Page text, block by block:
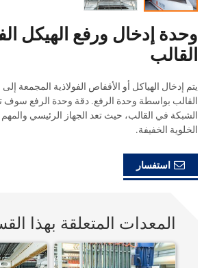
وحدة إدخال ورفع الهيكل
القالب
يتم إدخال الهياكل أو الأقفاص الفولاذية المجمعة
القالب بواسطة وحدة الرفع. دقة وحدة الرفع سوف
الشبكة في القالب، حيث تعد الجهاز الرئيسي
الخلوية الخفيفة.
استفسار
المعدات المتعلقة بهذا